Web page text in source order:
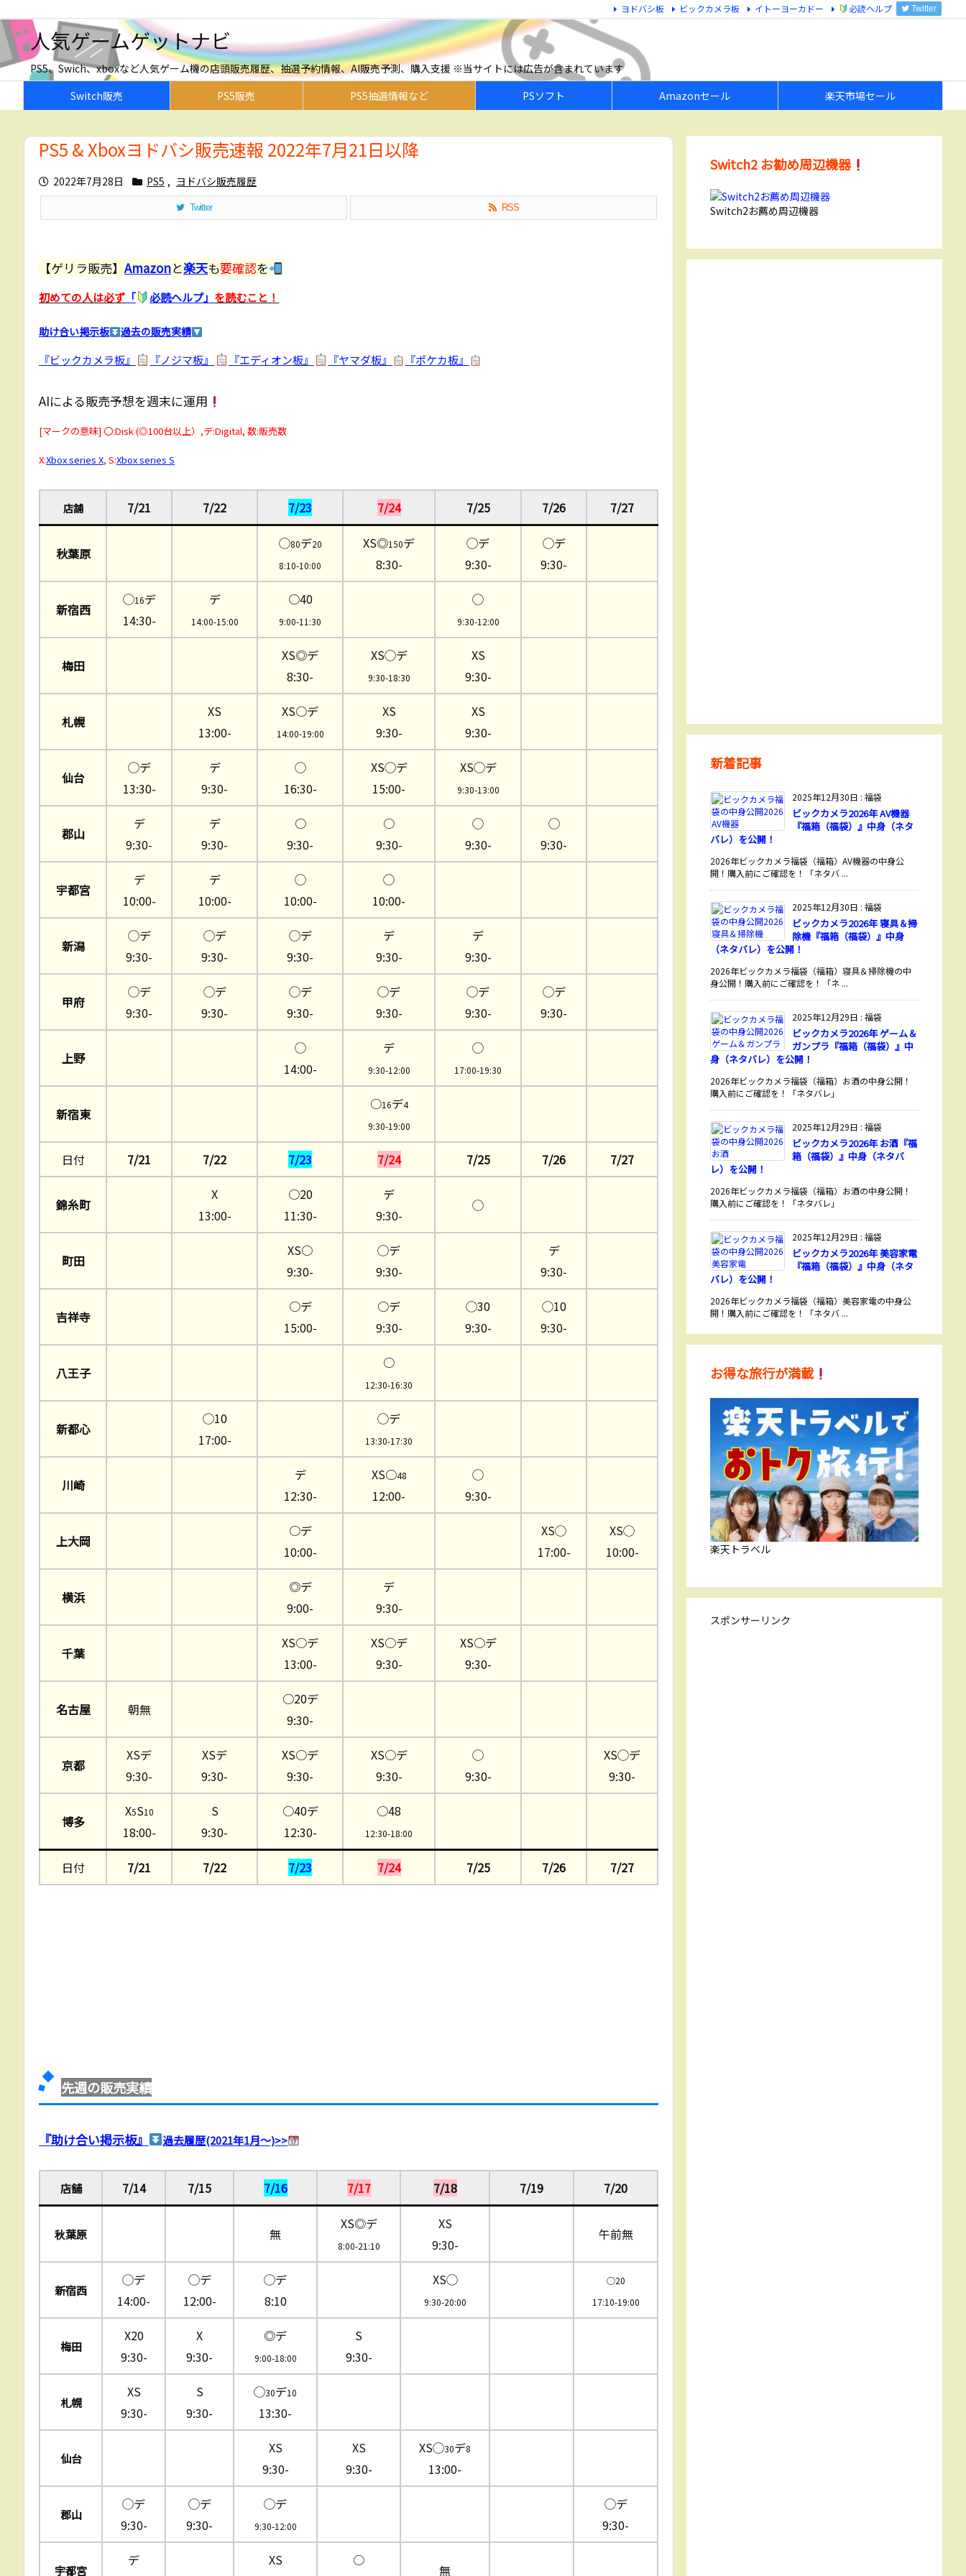
人気ゲームゲットナビ
PS5、Swich、xboxなど人気ゲーム機の店頭販売履歴、抽選予約情報、AI販売予測、購入支援 ※当サイトには広告が含まれています
Switch販売
PS5販売 PS5抽選情報など PSソフト Amazonセール 楽天市場セール
ヨドバシ板 ビックカメラ板 イトーヨーカドー 必読ヘルプ Twitter
PS5 & Xboxヨドバシ販売速報 2022年7月21日以降
2022年7月28日 PS5 , ヨドバシ販売履歴
Twitter RSS
【ゲリラ販売】Amazonと楽天も要確認を
初めての人は必ず 「 必読ヘルプ」 を読むこと！
助け合い掲示板 過去の販売実績
『ビックカメラ板』 『ノジマ板』 『エディオン板』 『ヤマダ板』 『ポケカ板』
AIによる販売予想を週末に運用
[マークの意味] 〇:Disk (◎100台以上）,デ:Digital, 数:販売数
X:Xbox series X, S:Xbox series S
店舗 7/21 7/22 7/23 7/24 7/25 7/26 7/27
秋葉原
◯80デ20
8:10-10:00
XS◎150デ
8:30-
◯デ
9:30-
◯デ
9:30-
新宿西
◯16デ
14:30-
デ
14:00-15:00
○40
9:00-11:30
◯
9:30-12:00
梅田
XS◎デ
8:30-
XS◯デ
9:30-18:30
XS
9:30-
札幌
XS
13:00-
XS○デ
14:00-19:00
XS
9:30-
XS
9:30-
仙台
◯デ
13:30-
デ
9:30-
◯
16:30-
XS◯デ
15:00-
XS◯デ
9:30-13:00
郡山
デ
9:30-
デ
9:30-
○
9:30-
○
9:30-
◯
9:30-
◯
9:30-
宇都宮
デ
10:00-
デ
10:00-
◯
10:00-
◯
10:00-
新潟
◯デ
9:30-
◯デ
9:30-
◯デ
9:30-
デ
9:30-
デ
9:30-
甲府
◯デ
9:30-
◯デ
9:30-
◯デ
9:30-
◯デ
9:30-
◯デ
9:30-
◯デ
9:30-
上野
◯
14:00-
デ
9:30-12:00
◯
17:00-19:30
新宿東
○16デ4
9:30-19:00
日付 7/21 7/22 7/23 7/24 7/25 7/26 7/27
錦糸町
X
13:00-
○20
11:30-
デ
9:30-
◯
町田
XS○
9:30-
◯デ
9:30-
デ
9:30-
吉祥寺
○デ
15:00-
○デ
9:30-
◯30
9:30-
◯10
9:30-
八王子
○
12:30-16:30
新都心
◯10
17:00-
◯デ
13:30-17:30
川崎
デ
12:30-
XS○48
12:00-
◯
9:30-
上大岡
○デ
10:00-
XS◯
17:00-
XS◯
10:00-
横浜
◎デ
9:00-
デ
9:30-
千葉
XS○デ
13:00-
XS○デ
9:30-
XS○デ
9:30-
名古屋 朝無
○20デ
9:30-
京都
XSデ
9:30-
XSデ
9:30-
XS○デ
9:30-
XS○デ
9:30-
◯
9:30-
XS◯デ
9:30-
博多
X5S10
18:00-
S
9:30-
○40デ
12:30-
○48
12:30-18:00
日付 7/21 7/22 7/23 7/24 7/25 7/26 7/27
先週の販売実績
『助け合い掲示板』 過去履歴(2021年1月〜)>>
店舗 7/14 7/15 7/16 7/17 7/18 7/19 7/20
秋葉原 無
XS◎デ
8:00-21:10
XS
9:30-
午前無
新宿西
◯デ
14:00-
◯デ
12:00-
◯デ
8:10
XS◯
9:30-20:00
◯20
17:10-19:00
梅田
X20
9:30-
X
9:30-
◎デ
9:00-18:00
S
9:30-
札幌
XS
9:30-
S
9:30-
◯30デ10
13:30-
仙台
XS
9:30-
XS
9:30-
XS◯30デ8
13:00-
郡山
◯デ
9:30-
◯デ
9:30-
◯デ
9:30-12:00
◯デ
9:30-
宇都宮
デ
XS
○
無
Switch2 お勧め周辺機器
Switch2お薦め周辺機器
新着記事
2025年12月30日 : 福袋
ビックカメラ2026年 AV機器
『福箱（福袋）』中身（ネタ
バレ）を公開！
2026年ビックカメラ福袋（福箱）AV機器の中身公
開！購入前にご確認を！「ネタバ ...
2025年12月30日 : 福袋
ビックカメラ2026年 寝具＆掃
除機『福箱（福袋）』中身
（ネタバレ）を公開！
2026年ビックカメラ福袋（福箱）寝具＆掃除機の中
身公開！購入前にご確認を！「ネ ...
2025年12月29日 : 福袋
ビックカメラ2026年 ゲーム＆
ガンプラ『福箱（福袋）』中
身（ネタバレ）を公開！
2026年ビックカメラ福袋（福箱）お酒の中身公開！
購入前にご確認を！「ネタバレ」
2025年12月29日 : 福袋
ビックカメラ2026年 お酒『福
箱（福袋）』中身（ネタバ
レ）を公開！
2026年ビックカメラ福袋（福箱）お酒の中身公開！
購入前にご確認を！「ネタバレ」
2025年12月29日 : 福袋
ビックカメラ2026年 美容家電
『福箱（福袋）』中身（ネタ
バレ）を公開！
2026年ビックカメラ福袋（福箱）美容家電の中身公
開！購入前にご確認を！「ネタバ ...
お得な旅行が満載
楽天トラベル
スポンサーリンク